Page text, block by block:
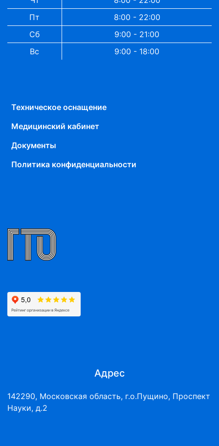
Пт
8:00 - 22:00
Сб
9:00 - 21:00
Вс
9:00 - 18:00
Техническое оснащение
Медицинский кабинет
Документы
Политика конфиденциальности
Адрес
142290, Московская область, г.о.Пущино, Проспект
Науки, д.2